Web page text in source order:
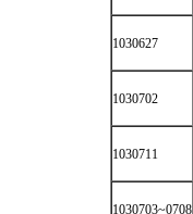
1030627
1030702
1030711
1030703~0708